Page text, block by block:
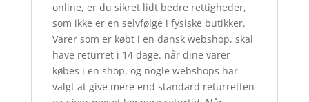
online, er du sikret lidt bedre rettigheder,
som ikke er en selvfølge i fysiske butikker.
Varer som er købt i en dansk webshop, skal
have returret i 14 dage. når dine varer
købes i en shop, og nogle webshops har
valgt at give mere end standard returretten